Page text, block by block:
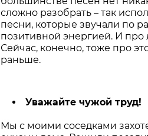
сложно разобрать – так
песни, которые звучали по
позитивной энергией. И
Сейчас, конечно, тоже про
раньше.
Уважайте чужой труд!
Мы с моими соседками